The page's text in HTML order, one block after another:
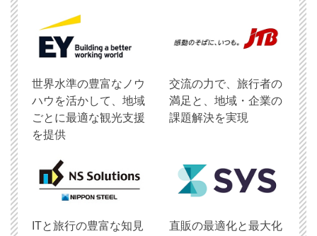
世界水準の豊富なノウ
ハウを活かして、地域
ごとに最適な観光支援
を提供
交流の力で、旅行者の
満足と、地域・企業の
課題解決を実現
ITと旅行の豊富な知見
直販の最適化と最大化